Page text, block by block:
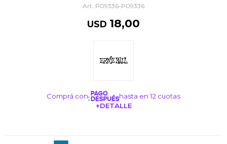
P09336-P09336
USD 18,00
Comprá con
hasta en 12 cuotas
+DETALLE